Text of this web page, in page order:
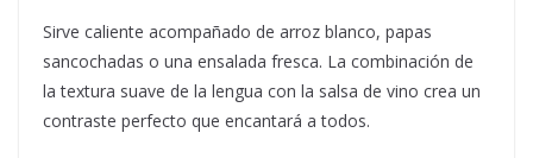
Sirve caliente acompañado de arroz blanco, papas
sancochadas o una ensalada fresca. La combinación de
la textura suave de la lengua con la salsa de vino crea un
contraste perfecto que encantará a todos.